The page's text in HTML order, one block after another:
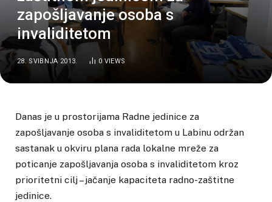
zapošljavanje osoba s
invaliditetom
28. SVIBNJA 2013. 0 VIEWS
Danas je u prostorijama Radne jedinice za
zapošljavanje osoba s invaliditetom u Labinu održan
sastanak u okviru plana rada lokalne mreže za
poticanje zapošljavanja osoba s invaliditetom kroz
prioritetni cilj – jačanje kapaciteta radno-zaštitne
jedinice.